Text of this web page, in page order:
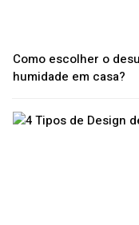
Como escolher o
humidade em casa?